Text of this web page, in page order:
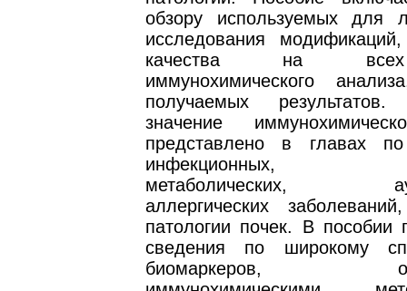
обзору используемых для
исследования
качества на
иммунохимического
получаемых результатов.
значение
представлено в главах по
инфекционных,
метаболических,
аллергических
патологии почек. В пособии
сведения по широкому
биомаркеров,